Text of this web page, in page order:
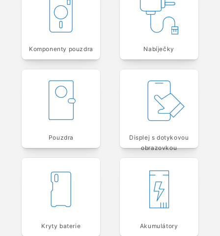
Komponenty pouzdra Nabíječky
Pouzdra
Displej s dotykovou
obrazovkou
Kryty baterie Akumulátory